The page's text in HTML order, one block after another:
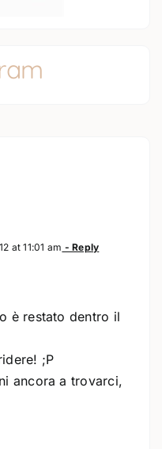
at 11:01 am - Reply
è restato dentro il
;P
ancora a trovarci,